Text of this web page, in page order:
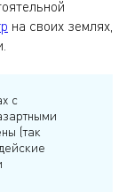
на своих землях,
с
(так